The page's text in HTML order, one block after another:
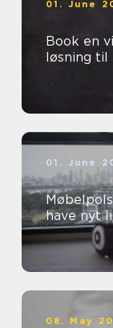
01. June
Book en vikar sådan får du
løsning til
01. June
have nyt
08. May